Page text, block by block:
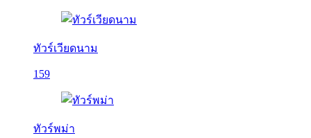
ทัวร์เวียดนาม
159
ทัวร์พม่า